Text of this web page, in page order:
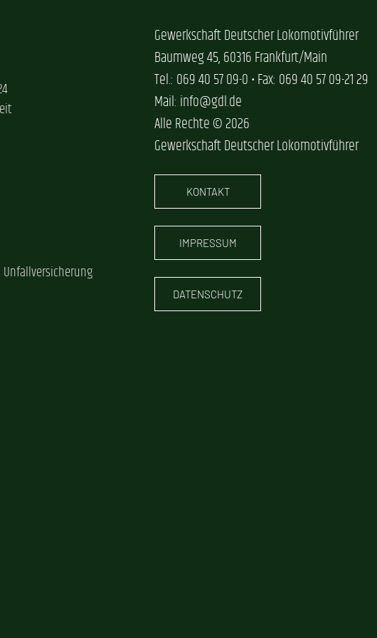
Gewerkschaft Deutscher Lokomotivführer
Baumweg 45, 60316 Frankfurt/Main
Tel.: 069 40 57 09-0 • Fax: 069 40 57 09-21 29
Mail: info@gdl.de
Alle Rechte © 2026
Gewerkschaft Deutscher Lokomotivführer
KONTAKT
IMPRESSUM
DATENSCHUTZ